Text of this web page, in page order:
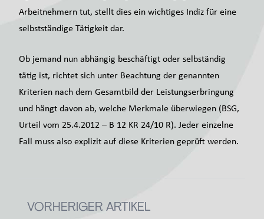
Arbeitnehmern tut, stellt dies ein wichtiges Indiz für eine
selbstständige Tätigkeit dar.
Ob jemand nun abhängig beschäftigt oder selbständig
tätig ist, richtet sich unter Beachtung der genannten
Kriterien nach dem Gesamtbild der Leistungserbringung
und hängt davon ab, welche Merkmale überwiegen (BSG,
Urteil vom 25.4.2012 – B 12 KR 24/10 R). Jeder einzelne
Fall muss also explizit auf diese Kriterien geprüft werden.
VORHERIGER ARTIKEL